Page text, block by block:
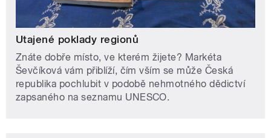
Utajené poklady regionů
Znáte dobře místo, ve kterém žijete? Markéta
Ševčíková vám přiblíží, čím vším se může Česká
republika pochlubit v podobě nehmotného dědictví
zapsaného na seznamu UNESCO.